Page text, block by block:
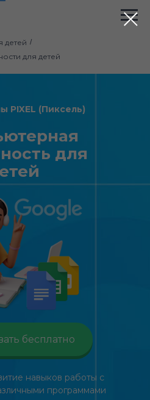
детей /
для детей
бесплатно
PIXEL (Пиксель)
для
навыков работы с
программами